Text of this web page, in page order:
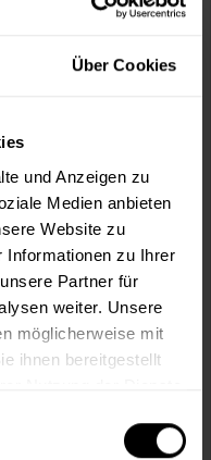
Über Cookies
und Anzeigen zu
Medien anbieten
Website zu
Informationen zu Ihrer
Partner für
weiter. Unsere
möglicherweise mit
ihnen bereitgestellt
Warenkorb